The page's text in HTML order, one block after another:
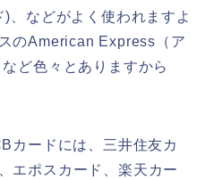
、などがよく使われますよ
のAmerican Express（ア
ど色々とありますから
カードには、三井住友カ
エポスカード、楽天カー